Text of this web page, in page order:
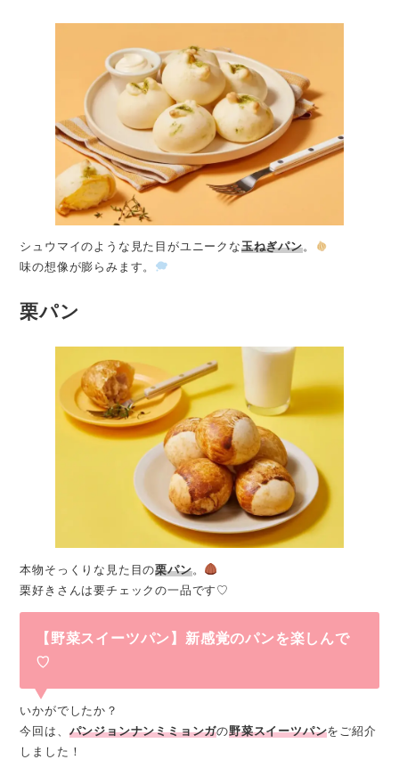
シュウマイのような見た目がユニークな玉ねぎパン。
味の想像が膨らみます。
栗パン
本物そっくりな見た目の栗パン。
栗好きさんは要チェックの一品です♡
【野菜スイーツパン】新感覚のパンを楽しんで
♡
いかがでしたか？
今回は、 パンジョンナンミミョンガの野菜スイーツパンをご紹介
しました！